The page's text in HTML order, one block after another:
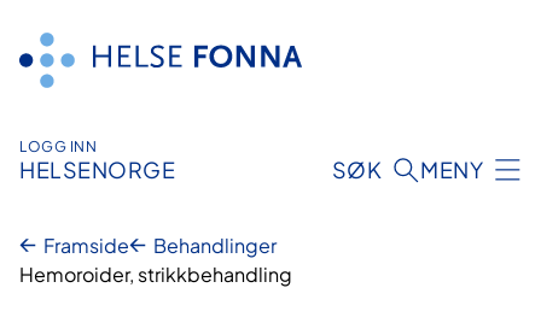
innhald
LOGG INN
HELSENORGE SØK MENY
Framside
Behandlinger
Hemoroider, strikkbehandling